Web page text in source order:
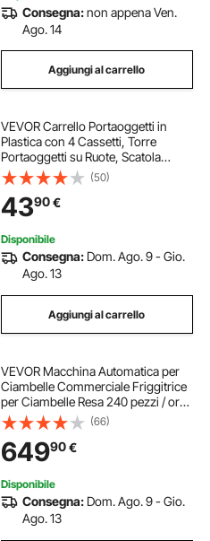
Consegna:non appena Ven.
Ago. 14
Aggiungi al carrello
VEVOR Carrello Portaoggetti in
Plastica con 4 Cassetti, Torre
Portaoggetti su Ruote, Scatola
Mobile a 4 Livelli, Contenitore
Trasparente per Forniture di Ufficio,
Aule, Laboratori Artigianali
(50)
4390€
Disponibile
Consegna: Dom. Ago. 9 - Gio.
Ago. 13
Aggiungi al carrello
VEVOR Macchina Automatica per
Ciambelle Commerciale Friggitrice
per Ciambelle Resa 240 pezzi / ora
Capienza 4 File in Acciaio
Inossidabile Controllo Intelligente
da Tavolo Potenza Nominale 2000
W
(66)
64990€
Disponibile
Consegna: Dom. Ago. 9 - Gio.
Ago. 13